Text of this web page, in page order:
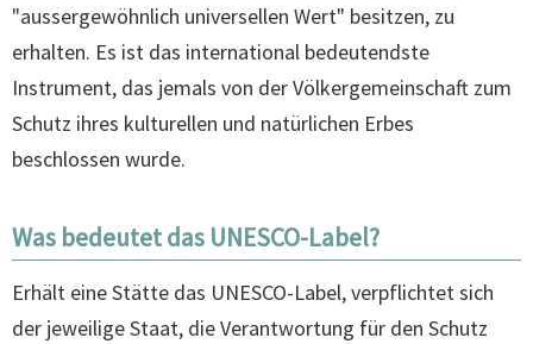
"aussergewöhnlich universellen Wert" besitzen, zu
erhalten. Es ist das international bedeutendste
Instrument, das jemals von der Völkergemeinschaft zum
Schutz ihres kulturellen und natürlichen Erbes
beschlossen wurde.
Was bedeutet das UNESCO-Label?
Erhält eine Stätte das UNESCO-Label, verpflichtet sich
der jeweilige Staat, die Verantwortung für den Schutz